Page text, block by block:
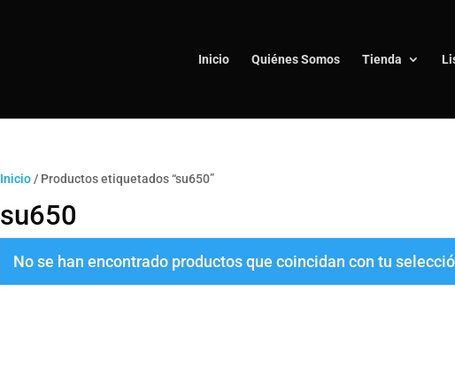
Inicio Quiénes Somos Tienda
Inicio/ Productos etiquetados “su650”
su650
No se han encontrado productos que coincidan con tu